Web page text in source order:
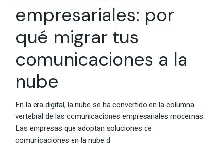
empresariales: por
qué migrar tus
comunicaciones a la
nube
En la era digital, la nube se ha convertido en la columna
vertebral de las comunicaciones empresariales modernas.
Las empresas que adoptan soluciones de
comunicaciones en la nube d